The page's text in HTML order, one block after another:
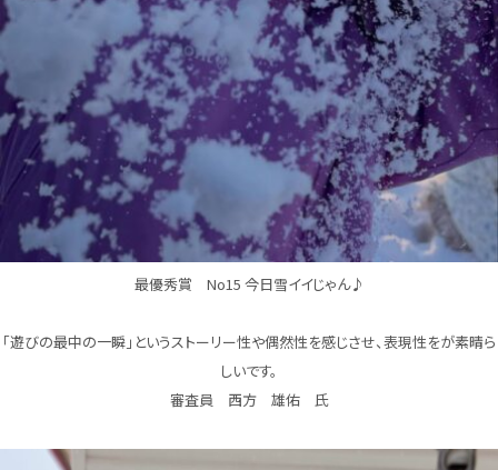
最優秀賞 No15 今日雪イイじゃん♪
「遊びの最中の一瞬」というストーリー性や偶然性を感じさせ、表現性をが素晴ら
しいです。
審査員 西方 雄佑 氏